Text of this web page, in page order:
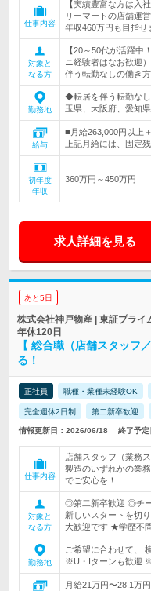
仕事内容
【実績豊富な方は入
リーマートの店舗運
年収460万円も目指せ
対象と
なる方
【20～50代が活躍
ニ経験者はなお歓迎
伴う転勤なしの働き
勤務地
◆転居を伴う転勤な
玉県、大阪府、愛知
給与
■月給263,000円以上
上記月給には、固定
初年度
年収
360万円～450万円
求人詳細を見る
あと5日
株式会社神戸物産 | 東証プライ
年休120日
【 総合職（店舗スタッフ
る！
正社員 職種・業種未経験OK
完全週休2日制 第二新卒歓迎
情報更新日：2026/06/18 終了予
仕事内容
店舗スタッフ（業務
製造のいずれかの業
でご安心を！
対象と
なる方
◎第二新卒歓迎 ◎チ
新しいスタートを切
大歓迎です ★学歴不
勤務地
ご希望に合わせて、
※U・Iターンも歓迎
月給21万円〜28.1万